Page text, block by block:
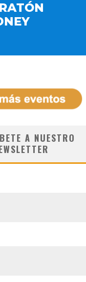
A NUESTRO